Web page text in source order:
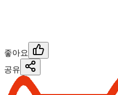
좋아요
공유